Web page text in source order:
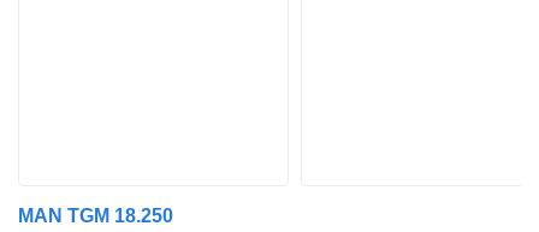
MAN TGM 18.250